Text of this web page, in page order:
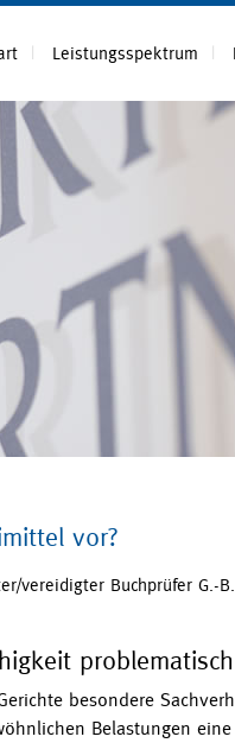
Leistungsspektrum
vor?
vereidigter Buchprüfer
besondere
Belastungen